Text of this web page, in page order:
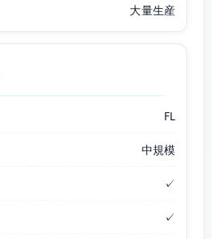
大量生産
FL
中規模
✓
✓